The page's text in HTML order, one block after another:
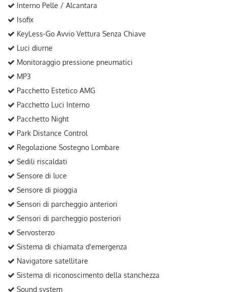
Interno Pelle / Alcantara
Isofix
KeyLess-Go Avvio Vettura Senza Chiave
Luci diurne
Monitoraggio pressione pneumatici
MP3
Pacchetto Estetico AMG
Pacchetto Luci Interno
Pacchetto Night
Park Distance Control
Regolazione Sostegno Lombare
Sedili riscaldati
Sensore di luce
Sensore di pioggia
Sensori di parcheggio anteriori
Sensori di parcheggio posteriori
Servosterzo
Sistema di chiamata d'emergenza
Navigatore satellitare
Sistema di riconoscimento della stanchezza
Sound system